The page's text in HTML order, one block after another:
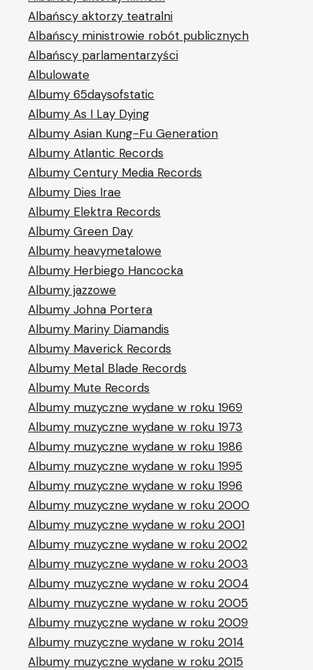
Albańscy aktorzy teatralni
Albańscy ministrowie robót publicznych
Albańscy parlamentarzyści
Albulowate
Albumy 65daysofstatic
Albumy As I Lay Dying
Albumy Asian Kung-Fu Generation
Albumy Atlantic Records
Albumy Century Media Records
Albumy Dies Irae
Albumy Elektra Records
Albumy Green Day
Albumy heavymetalowe
Albumy Herbiego Hancocka
Albumy jazzowe
Albumy Johna Portera
Albumy Mariny Diamandis
Albumy Maverick Records
Albumy Metal Blade Records
Albumy Mute Records
Albumy muzyczne wydane w roku 1969
Albumy muzyczne wydane w roku 1973
Albumy muzyczne wydane w roku 1986
Albumy muzyczne wydane w roku 1995
Albumy muzyczne wydane w roku 1996
Albumy muzyczne wydane w roku 2000
Albumy muzyczne wydane w roku 2001
Albumy muzyczne wydane w roku 2002
Albumy muzyczne wydane w roku 2003
Albumy muzyczne wydane w roku 2004
Albumy muzyczne wydane w roku 2005
Albumy muzyczne wydane w roku 2009
Albumy muzyczne wydane w roku 2014
Albumy muzyczne wydane w roku 2015